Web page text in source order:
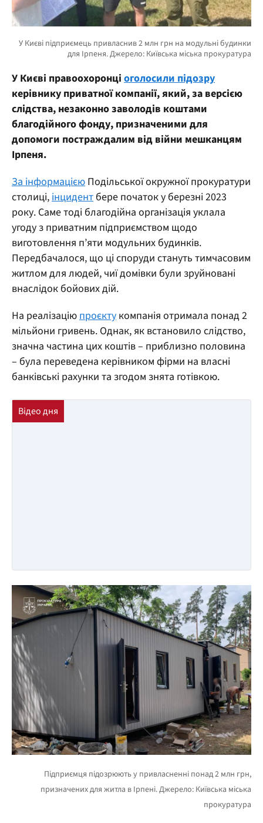
У Києві правоохоронці оголосили підозру
керівнику приватної компанії, який, за версією
слідства, незаконно заволодів коштами
благодійного фонду, призначеними для
допомоги постраждалим від війни мешканцям
Ірпеня.
За інформацією Подільської окружної прокуратури
столиці, інцидент бере початок у березні 2023
року. Саме тоді благодійна організація уклала
угоду з приватним підприємством щодо
виготовлення п’яти модульних будинків.
Передбачалося, що ці споруди стануть тимчасовим
житлом для людей, чиї домівки були зруйновані
внаслідок бойових дій.
На реалізацію проєкту компанія отримала понад 2
мільйони гривень. Однак, як встановило слідство,
значна частина цих коштів – приблизно половина
– була переведена керівником фірми на власні
банківські рахунки та згодом знята готівкою.